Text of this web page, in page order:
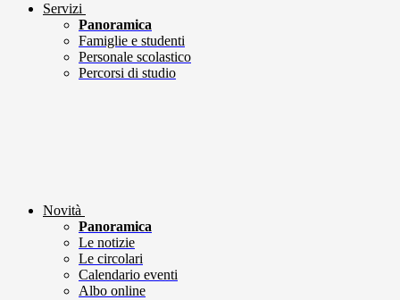
Servizi
Panoramica
Famiglie e studenti
Personale scolastico
Percorsi di studio
Novità
Panoramica
Le notizie
Le circolari
Calendario eventi
Albo online